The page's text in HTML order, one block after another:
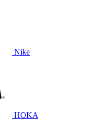
Nike
HOKA